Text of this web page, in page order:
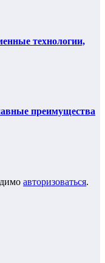
технологии,
преимущества
авторизоваться.